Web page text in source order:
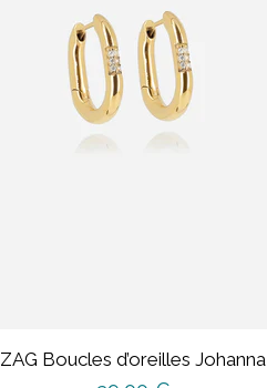
ZAG Boucles d’oreilles Johanna